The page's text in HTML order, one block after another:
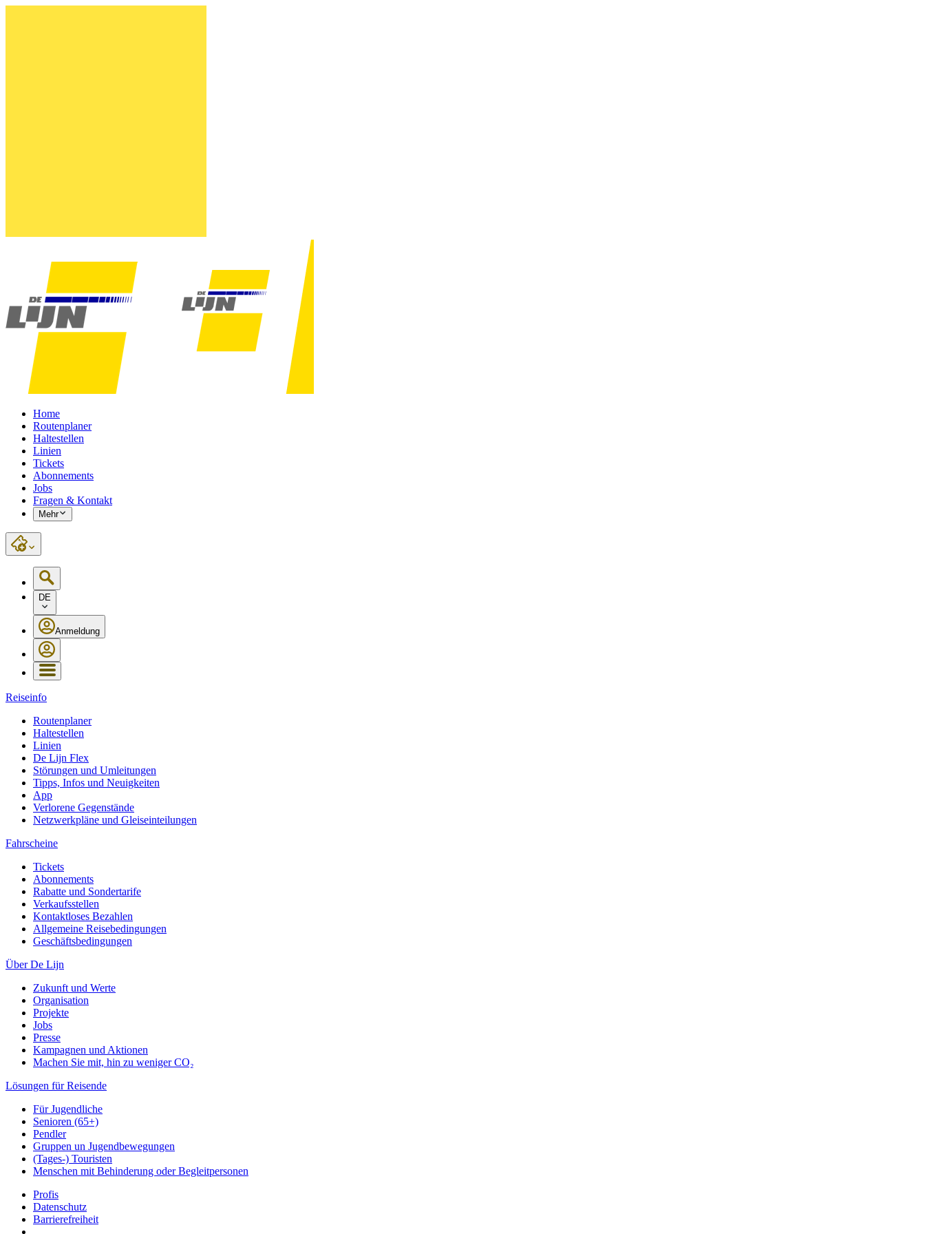
Home
Routenplaner
Haltestellen
Linien
Tickets
Abonnements
Jobs
Fragen & Kontakt
Mehr
DE
Anmeldung
Reiseinfo
Routenplaner
Haltestellen
Linien
De Lijn Flex
Störungen und Umleitungen
Tipps, Infos und Neuigkeiten
App
Verlorene Gegenstände
Netzwerkpläne und Gleiseinteilungen
Fahrscheine
Tickets
Abonnements
Rabatte und Sondertarife
Verkaufsstellen
Kontaktloses Bezahlen
Allgemeine Reisebedingungen
Geschäftsbedingungen
Über De Lijn
Zukunft und Werte
Organisation
Projekte
Jobs
Presse
Kampagnen und Aktionen
Machen Sie mit, hin zu weniger CO₂
Lösungen für Reisende
Für Jugendliche
Senioren (65+)
Pendler
Gruppen un Jugendbewegungen
(Tages-) Touristen
Menschen mit Behinderung oder Begleitpersonen
Profis
Datenschutz
Barrierefreiheit